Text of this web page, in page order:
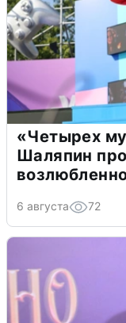
«Четырех
Шаляпин
6 августа 72